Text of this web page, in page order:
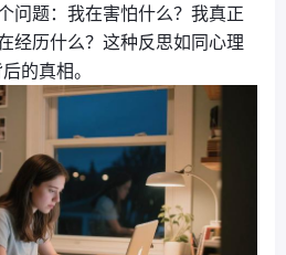
问题：我在害怕什么？我真正
经历什么？这种反思如同心理
的真相。